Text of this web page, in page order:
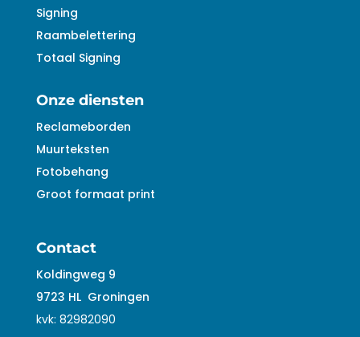
Signing
Raambelettering
Totaal Signing
Onze diensten
Reclameborden
Muurteksten
Fotobehang
Groot formaat print
Contact
Koldingweg 9
9723 HL Groningen
kvk: 82982090